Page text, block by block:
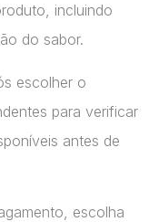
incluindo
do sabor.
escolher o
para verificar
antes de
escolha